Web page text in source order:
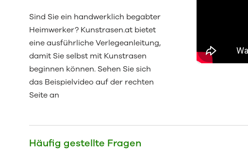
Sind Sie ein handwerklich begabter
Heimwerker? Kunstrasen.at bietet
eine ausführliche Verlegeanleitung,
damit Sie selbst mit Kunstrasen
beginnen können. Sehen Sie sich
das Beispielvideo auf der rechten
Seite an
Häufig gestellte Fragen